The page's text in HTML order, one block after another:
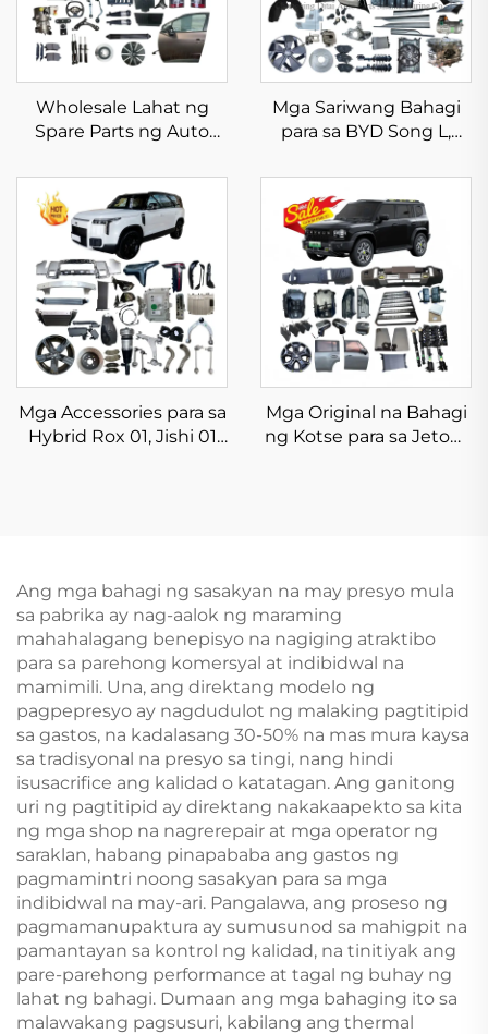
Wholesale Lahat ng
Spare Parts ng Auto
Bz4x, Mga Accessories
tulad ng Front Bumper
at Headlight, Mga
Bahagi ng Toyota Bz4x
Mga Sariwang Bahagi
para sa BYD Song L,
Buong Body Kit para sa
Song L DM-i EV, Mga
Kagamitan na Bago at
Orihinal
Mga Accessories para sa
Hybrid Rox 01, Jishi 01
Stock
Mga Original na Bahagi
ng Kotse para sa Jetour
Ang mga bahagi ng sasakyan na may presyo mula
sa pabrika ay nag-aalok ng maraming
mahahalagang benepisyo na nagiging atraktibo
para sa parehong komersyal at indibidwal na
mamimili. Una, ang direktang modelo ng
pagpepresyo ay nagdudulot ng malaking pagtitipid
sa gastos, na kadalasang 30-50% na mas mura kaysa
sa tradisyonal na presyo sa tingi, nang hindi
isusacrifice ang kalidad o katatagan. Ang ganitong
uri ng pagtitipid ay direktang nakakaapekto sa kita
ng mga shop na nagrerepair at mga operator ng
saraklan, habang pinapababa ang gastos ng
pagmamintri noong sasakyan para sa mga
indibidwal na may-ari. Pangalawa, ang proseso ng
pagmamanupaktura ay sumusunod sa mahigpit na
pamantayan sa kontrol ng kalidad, na tinitiyak ang
pare-parehong performance at tagal ng buhay ng
lahat ng bahagi. Dumaan ang mga bahaging ito sa
malawakang pagsusuri, kabilang ang thermal